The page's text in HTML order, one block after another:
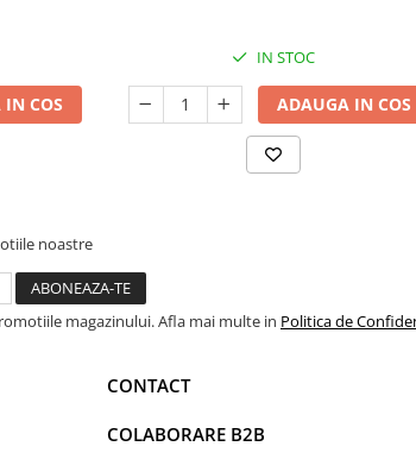
COS
IN STOC
ADAUGA IN COS
noastre
magazinului. Afla mai multe in Politica de
CONTACT
COLABORARE B2B